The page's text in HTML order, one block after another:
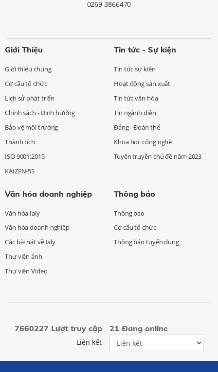
0269 3866470
Giới Thiệu
Giới thiệu chung
Cơ cấu tổ chức
Lịch sử phát triển
Chính sách - Định hướng
Bảo vệ môi trường
Thành tích
ISO 9001:2015
KAIZEN-5S
Tin tức - Sự kiện
Tin tức sự kiện
Hoạt động sản xuất
Tin tức văn hóa
Tin ngành điện
Đảng - Đoàn thể
Khoa học công nghệ
Tuyên truyền chủ đề năm 2023
Văn hóa doanh nghiệp
Văn hóa Ialy
Văn hóa doanh nghiệp
Các bài hát về Ialy
Thư viện ảnh
Thư viện Video
Thông báo
Thông báo
Cơ cấu tổ chức
Thông báo tuyển dụng
7660227 Lượt truy cập 21 Đang online
Liên kết